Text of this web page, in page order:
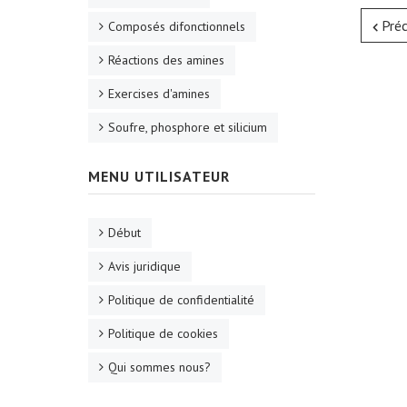
Composés difonctionnels
Réactions des amines
Exercises d'amines
Soufre, phosphore et silicium
MENU UTILISATEUR
Début
Avis juridique
Politique de confidentialité
Politique de cookies
Qui sommes nous?